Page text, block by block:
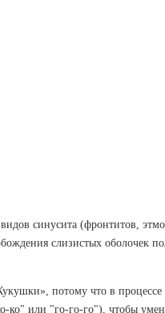
синусита (фронтитов,
слизистых оболочек
потому что в процессе
ко" или "го-го-го"), чтобы